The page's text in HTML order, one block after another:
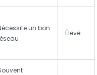
un bon
Élevé